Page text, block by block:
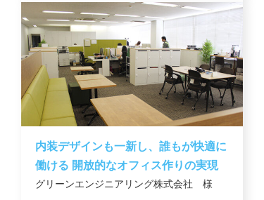
内装デザインも一新し、誰もが快適に
働ける 開放的なオフィス作りの実現
グリーンエンジニアリング株式会社 様